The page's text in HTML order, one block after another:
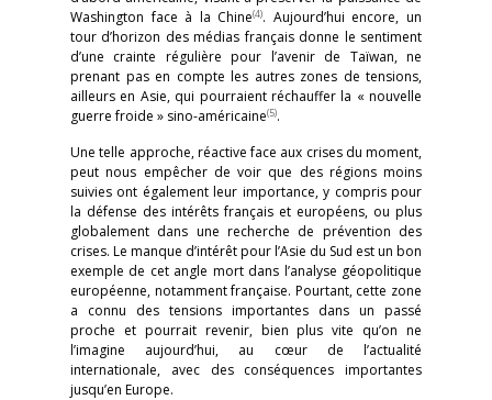
Washington face à la Chine(4). Aujourd’hui encore, un
tour d’horizon des médias français donne le sentiment
d’une crainte régulière pour l’avenir de Taïwan, ne
prenant pas en compte les autres zones de tensions,
ailleurs en Asie, qui pourraient réchauffer la « nouvelle
guerre froide » sino-américaine(5).
Une telle approche, réactive face aux crises du moment,
peut nous empêcher de voir que des régions moins
suivies ont également leur importance, y compris pour
la défense des intérêts français et européens, ou plus
globalement dans une recherche de prévention des
crises. Le manque d’intérêt pour l’Asie du Sud est un bon
exemple de cet angle mort dans l’analyse géopolitique
européenne, notamment française. Pourtant, cette zone
a connu des tensions importantes dans un passé
proche et pourrait revenir, bien plus vite qu’on ne
l’imagine aujourd’hui, au cœur de l’actualité
internationale, avec des conséquences importantes
jusqu’en Europe.